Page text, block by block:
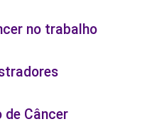
no trabalho
Câncer